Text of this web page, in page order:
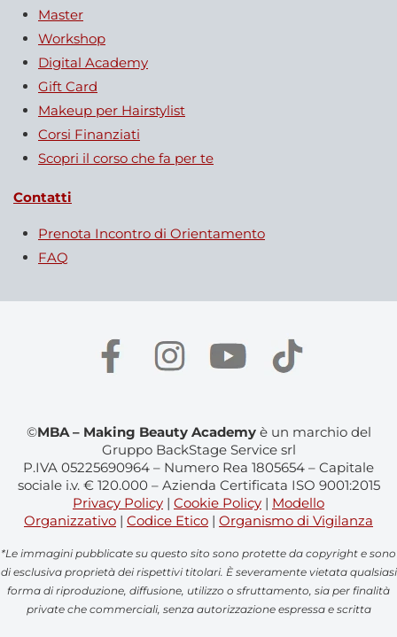
Master
Workshop
Digital Academy
Gift Card
Makeup per Hairstylist
Corsi Finanziati
Scopri il corso che fa per te
Contatti
Prenota Incontro di Orientamento
FAQ
©MBA – Making Beauty Academyè un marchio del
Gruppo BackStage Service srl
P.IVA 05225690964 – Numero Rea 1805654 – Capitale
sociale i.v. € 120.000 – Azienda Certificata ISO 9001:2015
Privacy Policy | Cookie Policy | Modello
Organizzativo | Codice Etico | Organismo di Vigilanza
*Le immagini pubblicate su questo sito sono protette da copyright e sono
di esclusiva proprietà dei rispettivi titolari. È severamente vietata qualsiasi
forma di riproduzione, diffusione, utilizzo o sfruttamento, sia per finalità
private che commerciali, senza autorizzazione espressa e scritta